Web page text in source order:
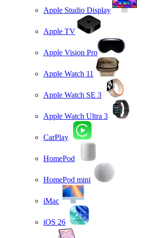
Apple Studio Display
Apple TV
Apple Vision Pro
Apple Watch 11
Apple Watch SE 3
Apple Watch Ultra 3
CarPlay
HomePod
HomePod mini
iMac
iOS 26